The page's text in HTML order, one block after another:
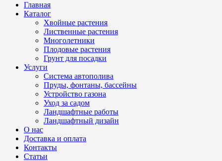
Главная
Каталог
Хвойные растения
Лиственные растения
Многолетники
Плодовые растения
Грунт для посадки
Услуги
Система автополива
Пруды, фонтаны, бассейны
Устройство газона
Уход за садом
Ландшафтные работы
Ландшафтный дизайн
О нас
Доставка и оплата
Контакты
Cтатьи